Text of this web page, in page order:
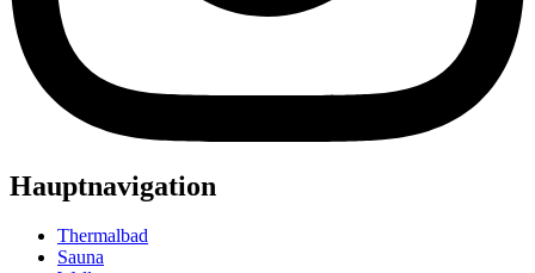
Hauptnavigation
Thermalbad
Sauna